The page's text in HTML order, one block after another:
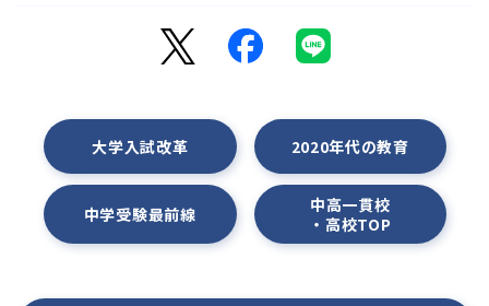
大学入試改革 2020年代の教育
中学受験最前線
中高一貫校
・高校TOP